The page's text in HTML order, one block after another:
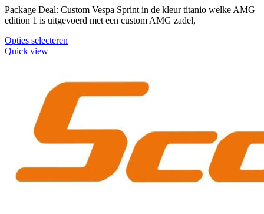
Package Deal: Custom Vespa Sprint in de kleur titanio welke AMG
edition 1 is uitgevoerd met een custom AMG zadel,
Opties selecteren
Quick view